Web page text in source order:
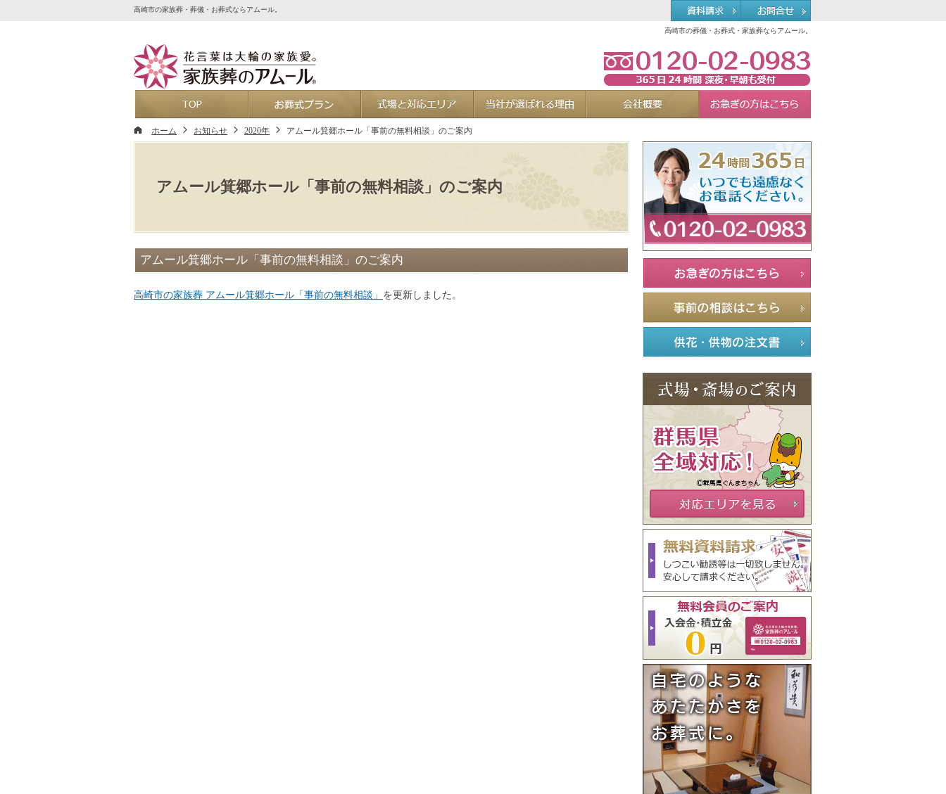
アムール箕郷ホール「事前の無料相談」のご案内
高崎市の葬儀・お葬式・家族葬ならアムール。
高崎市の家族葬・葬儀・お葬式ならアムール。
アムール箕郷ホール「事前の無料相談」のご案内
高崎市の家族葬 アムール箕郷ホール「事前の無料相談」 を更新しました。
ホーム お知らせ 2020年 アムール箕郷ホール「事前の無料相談」のご案内